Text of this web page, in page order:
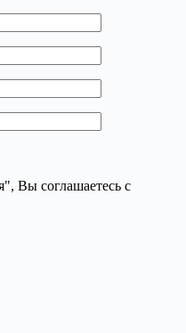
Вы соглашаетесь с